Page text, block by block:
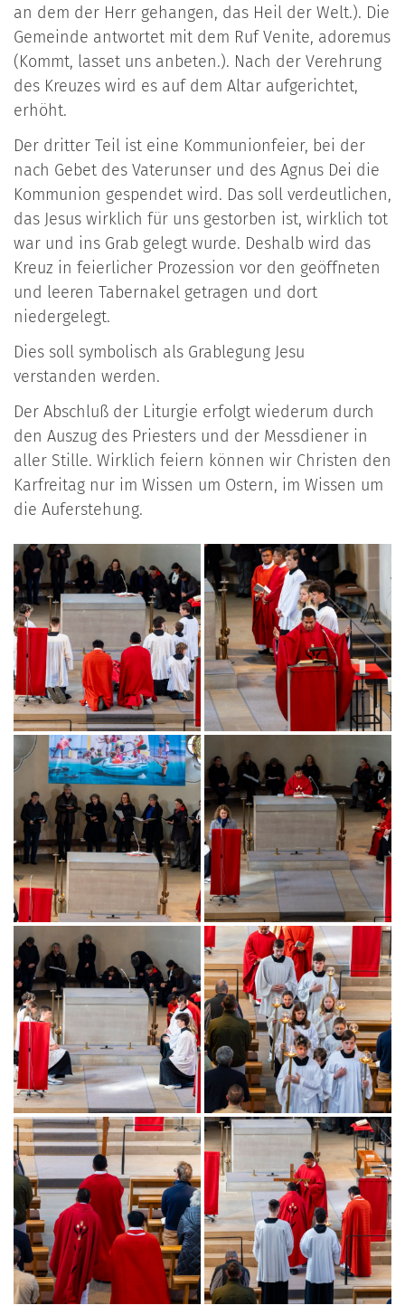
an dem der Herr gehangen, das Heil der Welt.). Die
Gemeinde antwortet mit dem Ruf Venite, adoremus
(Kommt, lasset uns anbeten.). Nach der Verehrung
des Kreuzes wird es auf dem Altar aufgerichtet,
erhöht.
Der dritter Teil ist eine Kommunionfeier, bei der
nach Gebet des Vaterunser und des Agnus Dei die
Kommunion gespendet wird. Das soll verdeutlichen,
das Jesus wirklich für uns gestorben ist, wirklich tot
war und ins Grab gelegt wurde. Deshalb wird das
Kreuz in feierlicher Prozession vor den geöffneten
und leeren Tabernakel getragen und dort
niedergelegt.
Dies soll symbolisch als Grablegung Jesu
verstanden werden.
Der Abschluß der Liturgie erfolgt wiederum durch
den Auszug des Priesters und der Messdiener in
aller Stille. Wirklich feiern können wir Christen den
Karfreitag nur im Wissen um Ostern, im Wissen um
die Auferstehung.